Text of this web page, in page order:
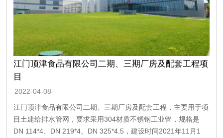
江门顶津食品有限公司二期、三期厂房及配套工程项
目
2022-04-08
江门顶津食品有限公司二期、三期厂房及配套工程，主要用于项
目土建给排水管网，要求采用304材质不锈钢工业管，规格是
DN 114*4、DN 219*4、DN 325*4.5，建设时间2021年11月1